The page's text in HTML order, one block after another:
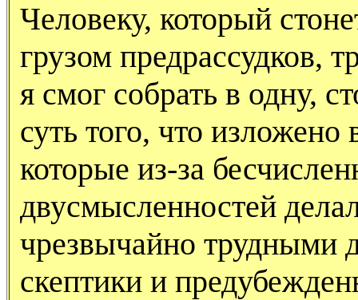
Человеку, который
грузом предрассудков,
я смог собрать в одну,
суть того, что
которые из-за
двусмысленностей
чрезвычайно трудными
скептики и